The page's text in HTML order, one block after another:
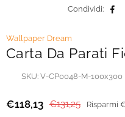
Condividi:
Wallpaper Dream
Carta Da Parati
SKU: V-CP0048-M-100x300
Prezzo
€118,13 €131,25 Risparmi